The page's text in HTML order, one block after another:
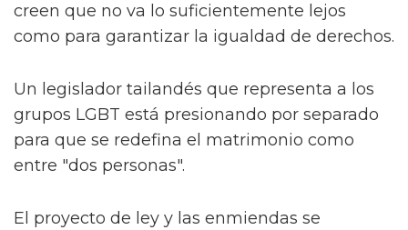
creen que no va lo suficientemente lejos
como para garantizar la igualdad de derechos.
Un legislador tailandés que representa a los
grupos LGBT está presionando por separado
para que se redefina el matrimonio como
entre "dos personas".
El proyecto de ley y las enmiendas se